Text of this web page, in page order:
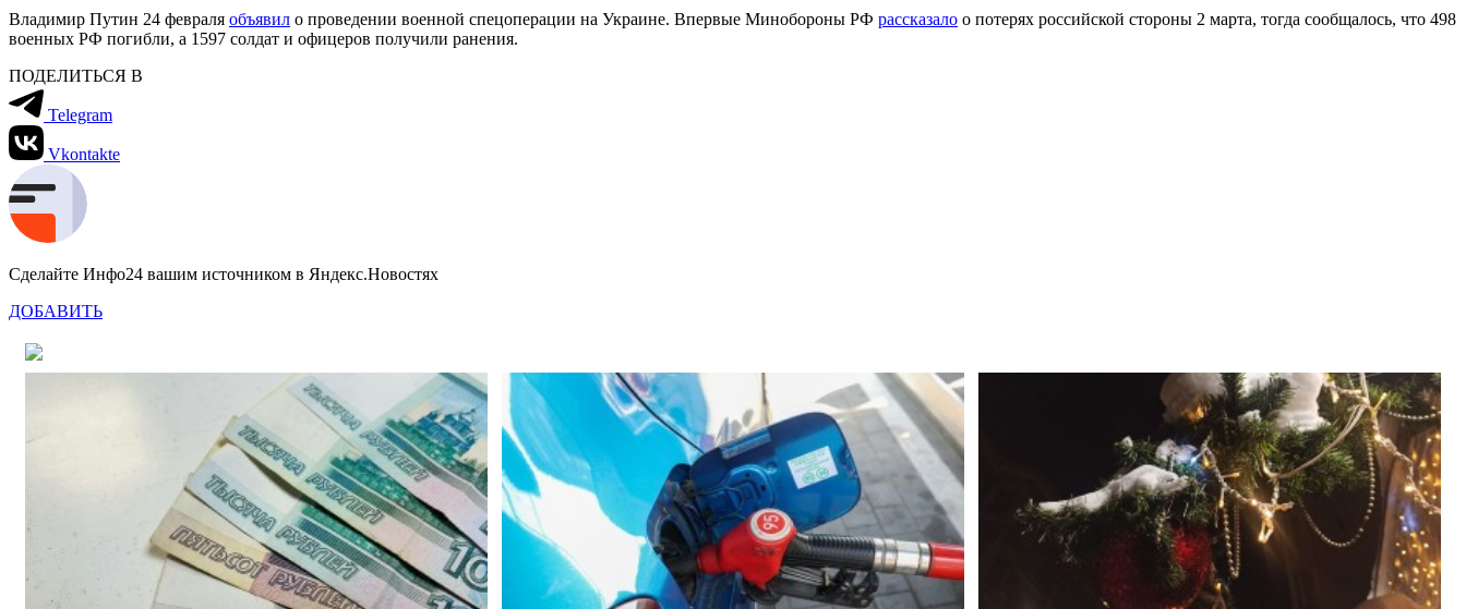
Владимир Путин 24 февраля объявил о проведении военной спецоперации на Украине. Впервые Минобороны РФ рассказало о потерях российской стороны 2 марта, тогда сообщалось, что 498
военных РФ погибли, а 1597 солдат и офицеров получили ранения.
ПОДЕЛИТЬСЯ В
Telegram
Vkontakte
Сделайте Инфо24 вашим источником в Яндекс.Новостях
ДОБАВИТЬ